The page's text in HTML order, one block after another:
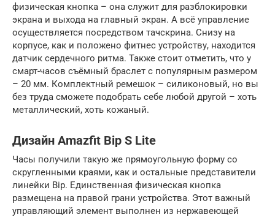
физическая кнопка – она служит для разблокировки
экрана и выхода на главный экран. А всё управление
осуществляется посредством тачскрина. Снизу на
корпусе, как и положено фитнес устройству, находится
датчик сердечного ритма. Также стоит отметить, что у
смарт-часов съёмный браслет с популярным размером
– 20 мм. Комплектный ремешок – силиконовый, но вы
без труда сможете подобрать себе любой другой – хоть
металлический, хоть кожаный.
Дизайн Amazfit Bip S Lite
Часы получили такую же прямоугольную форму со
скругленными краями, как и остальные представители
линейки Bip. Единственная физическая кнопка
размещена на правой грани устройства. Этот важный
управляющий элемент выполнен из нержавеющей